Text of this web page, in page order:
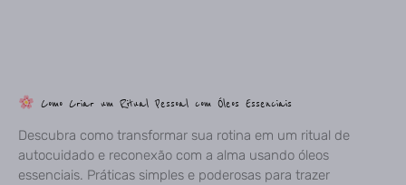
Como Criar um Ritual Pessoal com Óleos Essenciais
Descubra como transformar sua rotina em um ritual de
autocuidado e reconexão com a alma usando óleos
essenciais. Práticas simples e poderosas para trazer